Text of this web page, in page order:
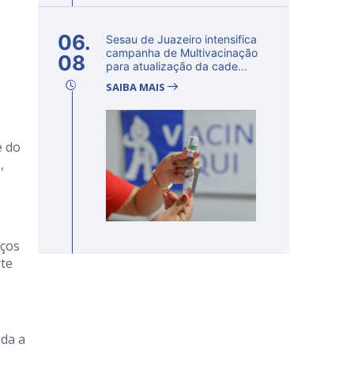
do
a
06.
08
Sesau de Juazeiro intensifica
campanha de Multivacinação
para atualização da cade...
SAIBA MAIS